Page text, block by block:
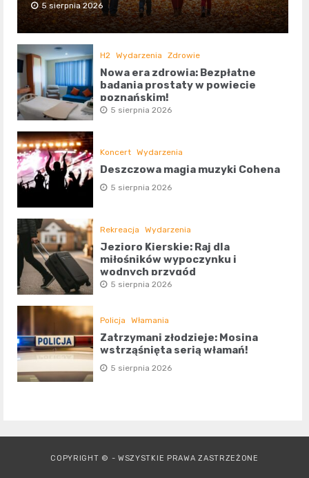
5 sierpnia 2026
H2 Wydarzenia Zdrowie
Nowa era zdrowia: Bezpłatne
badania prostaty w powiecie
poznańskim!
5 sierpnia 2026
Koncert Wydarzenia
Deszczowa magia muzyki Cohena
5 sierpnia 2026
Rekreacja Wydarzenia
Jezioro Kierskie: Raj dla
miłośników wypoczynku i
wodnych przygód
5 sierpnia 2026
Policja Włamania
Zatrzymani złodzieje: Mosina
wstrząśnięta serią włamań!
5 sierpnia 2026
COPYRIGHT © - WSZYSTKIE PRAWA ZASTRZEŻONE